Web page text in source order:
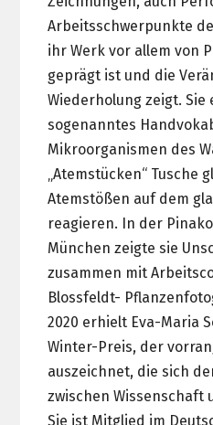
Arbeitsschwerpunkte
ihr Werk vor allem von
geprägt ist und die
Wiederholung zeigt.
sogenanntes
Mikroorganismen des
„Atemstücken“ Tusche
Atemstößen auf dem
reagieren. In der
München zeigte sie
zusammen mit
Blossfeldt-
2020 erhielt Eva-Maria
Winter-Preis, der
auszeichnet, die sich
zwischen Wissenschaft
Sie ist Mitglied im